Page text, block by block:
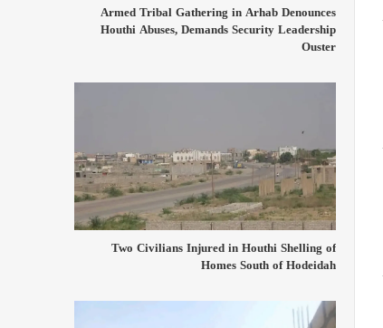
Armed Tribal Gathering in Arhab Denounces
Houthi Abuses, Demands Security Leadership
Ouster
Two Civilians Injured in Houthi Shelling of
Homes South of Hodeidah